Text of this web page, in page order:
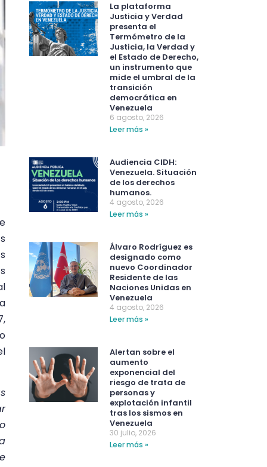
La plataforma
Justicia y Verdad
presenta el
Termómetro de la
Justicia, la Verdad y
el Estado de Derecho,
un instrumento que
mide el umbral de la
transición
democrática en
Venezuela
6 agosto, 2026
Leer más »
Audiencia CIDH:
Venezuela. Situación
de los derechos
humanos.
4 agosto, 2026
Leer más »
Álvaro Rodríguez es
designado como
nuevo Coordinador
Residente de las
Naciones Unidas en
Venezuela
4 agosto, 2026
Leer más »
Alertan sobre el
aumento
exponencial del
riesgo de trata de
personas y
explotación infantil
tras los sismos en
Venezuela
30 julio, 2026
Leer más »